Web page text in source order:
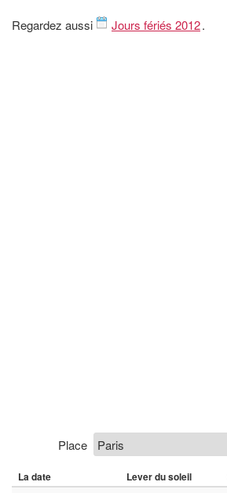
Regardez aussi Jours fériés 2012.
Place
La date Lever du soleil